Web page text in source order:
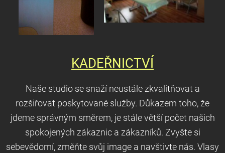
KADEŘNICTVÍ
Naše studio se snaží neustále zkvalitňovat a
rozšiřovat poskytované služby. Důkazem toho, že
jdeme správným směrem, je stále větší počet našich
spokojených zákaznic a zákazníků. Zvyšte si
sebevědomí, změňte svůj image a navštivte nás. Vlasy